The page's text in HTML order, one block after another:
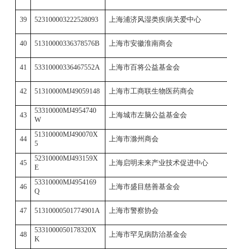
39 523100003222528093 上海浦济风湿类疾病关爱中心
40 51310000336378576B 上海市安徽淮南商会
41 53310000336467552A 上海市百将公益基金会
42 51310000MJ49059148 上海市工商联生物医药商会
43
53310000MJ4954740
W
上海城市左脑公益基金会
44
51310000MJ490070X
5
上海市滁州商会
45
52310000MJ493159X
E
上海启明未来产业技术促进中心
46
53310000MJ4954169
Q
上海市盛目慈善基金会
47 51310000501774901A 上海市警察协会
48
5331000050178320X
K
上海市罕见病防治基金会